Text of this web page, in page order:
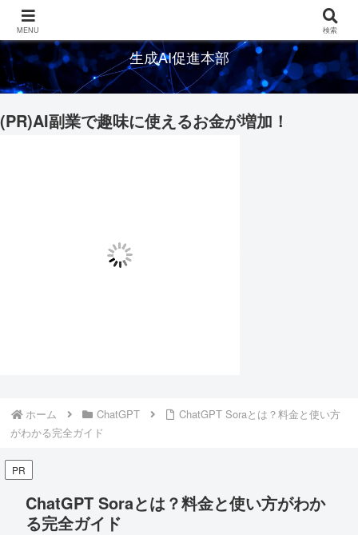
生成AI促進本部
(PR)AI副業で趣味に使えるお金が増加！
ホーム ChatGPT
ChatGPT Soraとは？料金と使い方
がわかる完全ガイド
PR
ChatGPT Soraとは？料金と使い方がわか
る完全ガイド
MENU 検索